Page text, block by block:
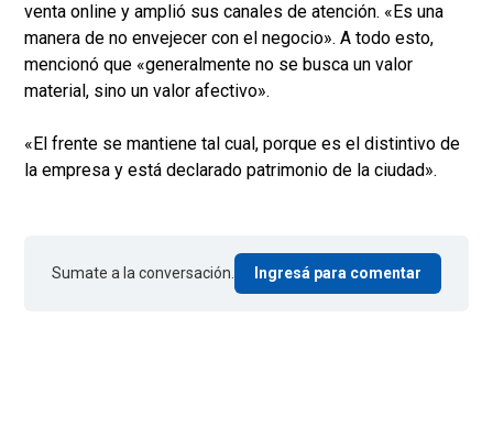
venta online y amplió sus canales de atención. «Es una
manera de no envejecer con el negocio». A todo esto,
mencionó que «generalmente no se busca un valor
material, sino un valor afectivo».
«El frente se mantiene tal cual, porque es el distintivo de
la empresa y está declarado patrimonio de la ciudad».
Sumate a la conversación. Ingresá para comentar